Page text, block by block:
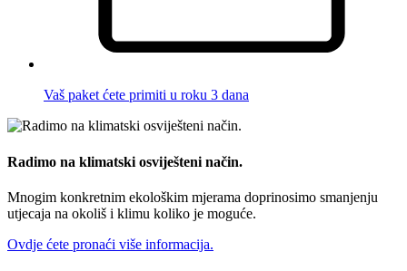
Vaš paket ćete primiti u roku 3 dana
Radimo na klimatski osviješteni način.
Mnogim konkretnim ekološkim mjerama doprinosimo smanjenju
utjecaja na okoliš i klimu koliko je moguće.
Ovdje ćete pronaći više informacija.